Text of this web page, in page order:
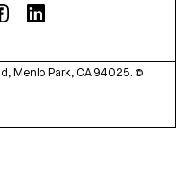
Menlo Park, CA 94025. ©